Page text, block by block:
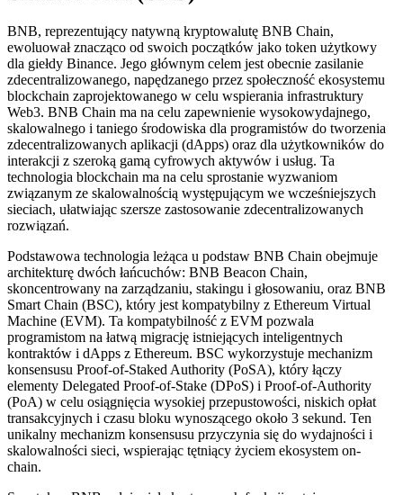
BNB, reprezentujący natywną kryptowalutę BNB Chain,
ewoluował znacząco od swoich początków jako token użytkowy
dla giełdy Binance. Jego głównym celem jest obecnie zasilanie
zdecentralizowanego, napędzanego przez społeczność ekosystemu
blockchain zaprojektowanego w celu wspierania infrastruktury
Web3. BNB Chain ma na celu zapewnienie wysokowydajnego,
skalowalnego i taniego środowiska dla programistów do tworzenia
zdecentralizowanych aplikacji (dApps) oraz dla użytkowników do
interakcji z szeroką gamą cyfrowych aktywów i usług. Ta
technologia blockchain ma na celu sprostanie wyzwaniom
związanym ze skalowalnością występującym we wcześniejszych
sieciach, ułatwiając szersze zastosowanie zdecentralizowanych
rozwiązań.
Podstawowa technologia leżąca u podstaw BNB Chain obejmuje
architekturę dwóch łańcuchów: BNB Beacon Chain,
skoncentrowany na zarządzaniu, stakingu i głosowaniu, oraz BNB
Smart Chain (BSC), który jest kompatybilny z Ethereum Virtual
Machine (EVM). Ta kompatybilność z EVM pozwala
programistom na łatwą migrację istniejących inteligentnych
kontraktów i dApps z Ethereum. BSC wykorzystuje mechanizm
konsensusu Proof-of-Staked Authority (PoSA), który łączy
elementy Delegated Proof-of-Stake (DPoS) i Proof-of-Authority
(PoA) w celu osiągnięcia wysokiej przepustowości, niskich opłat
transakcyjnych i czasu bloku wynoszącego około 3 sekund. Ten
unikalny mechanizm konsensusu przyczynia się do wydajności i
skalowalności sieci, wspierając tętniący życiem ekosystem on-
chain.